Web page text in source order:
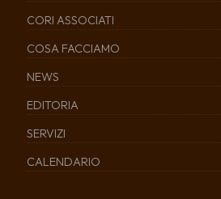
CORI ASSOCIATI
COSA FACCIAMO
NEWS
EDITORIA
SERVIZI
CALENDARIO